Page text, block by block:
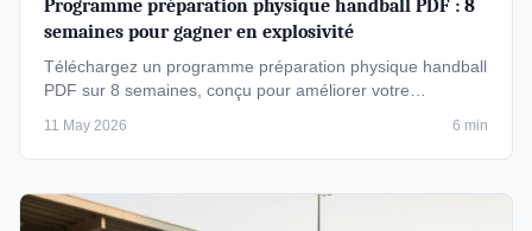
Programme préparation physique handball PDF : 8
semaines pour gagner en explosivité
Téléchargez un programme préparation physique handball
PDF sur 8 semaines, conçu pour améliorer votre
11 May 2026 6 min